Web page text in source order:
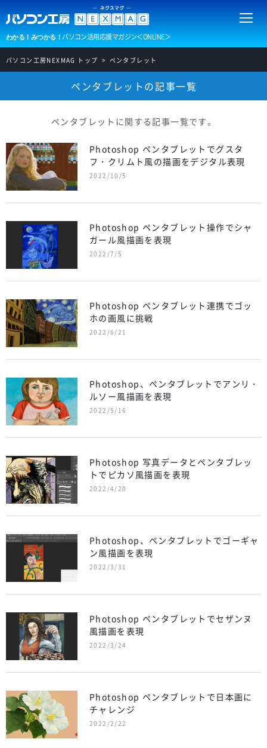
わかる！みつかる！ パソコン活用応援マガジン＜ONLINE＞
パソコン工房NEXMAG トップ ペンタブレット
ペンタブレットの記事一覧
ペンタブレットに関する記事一覧です。
Photoshop ペンタブレットでグスタ
フ・クリムト風の描画をデジタル表現
2022/10/5
Photoshop ペンタブレット操作でシャ
ガール風描画を表現
2022/7/5
Photoshop ペンタブレット連携でゴッ
ホの画風に挑戦
2022/6/21
Photoshop、ペンタブレットでアンリ・
ルソー風描画を表現
2022/5/16
Photoshop 写真データとペンタブレッ
トでピカソ風描画を表現
2022/4/20
Photoshop、ペンタブレットでゴーギャ
ン風描画を表現
2022/3/31
Photoshop ペンタブレットでセザンヌ
風描画を表現
2022/3/24
Photoshop ペンタブレットで日本画に
チャレンジ
2022/2/22